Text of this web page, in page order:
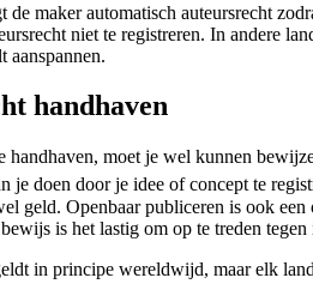
maker automatisch auteursrecht
niet te registreren. In andere
aanspannen.
handhaven
handhaven, moet je wel kunnen
je doen door je idee of concept te
geld. Openbaar publiceren is ook
is het lastig om op te treden tegen
in principe wereldwijd, maar elk